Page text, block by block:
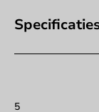
5